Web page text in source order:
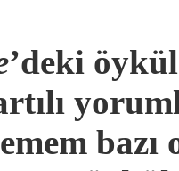
’deki